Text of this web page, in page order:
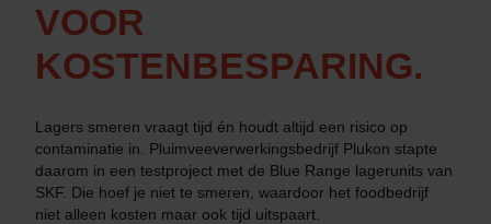
VOOR
KOSTENBESPARING.
Lagers smeren vraagt tijd én houdt altijd een risico op
contaminatie in. Pluimveeverwerkingsbedrijf Plukon stapte
daarom in een testproject met de Blue Range lagerunits van
SKF. Die hoef je niet te smeren, waardoor het foodbedrijf
niet alleen kosten maar ook tijd uitspaart.